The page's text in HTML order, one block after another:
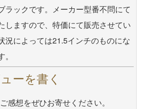
ラックです。メーカー型番不問にて
しますので、特価にて販売させてい
況によっては21.5インチのものにな
ーを書く
感想をぜひお寄せください。